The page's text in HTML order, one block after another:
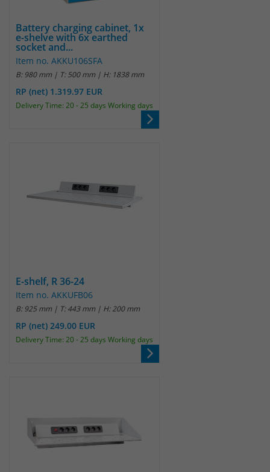
Battery charging cabinet, 1x
e-shelve with 6x earthed
socket and...
Item no. AKKU106SFA
B: 980 mm | T: 500 mm | H: 1838 mm
RP (net) 1.319.97 EUR
Delivery Time: 20 - 25 days Working days
E-shelf, R 36-24
Item no. AKKUFB06
B: 925 mm | T: 443 mm | H: 200 mm
RP (net) 249.00 EUR
Delivery Time: 20 - 25 days Working days